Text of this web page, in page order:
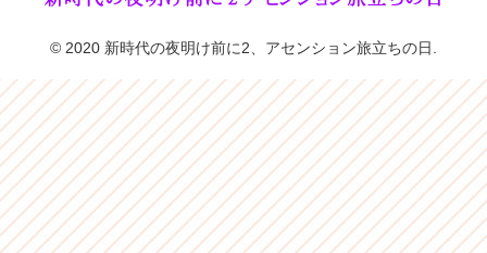
© 2020 新時代の夜明け前に2、アセンション旅立ちの日.